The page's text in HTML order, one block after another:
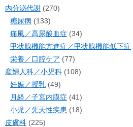
内分泌代謝 (270)
糖尿病 (133)
痛風／高尿酸血症 (34)
甲状腺機能亢進症／甲状腺機能低下症
栄養／口腔ケア (77)
産婦人科／小児科 (108)
妊娠／授乳 (49)
月経／子宮内膜症 (41)
小児／先天性疾患 (18)
皮膚科 (225)